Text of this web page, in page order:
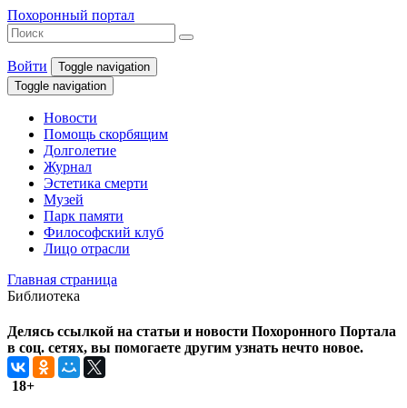
Похоронный портал
Войти
Toggle navigation
Toggle navigation
Новости
Помощь скорбящим
Долголетие
Журнал
Эстетика смерти
Музей
Парк памяти
Философский клуб
Лицо отрасли
Главная страница
Библиотека
Делясь ссылкой на статьи и новости Похоронного Портала
в соц. сетях, вы помогаете другим узнать нечто новое.
18+